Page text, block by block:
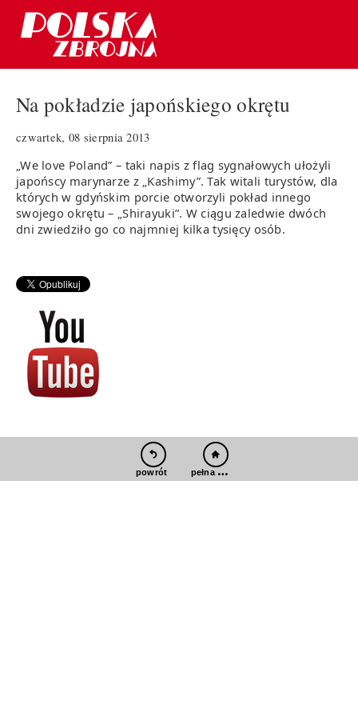
Na pokładzie japońskiego okrętu
czwartek, 08 sierpnia 2013
„We love Poland” – taki napis z flag sygnałowych ułożyli
japońscy marynarze z „Kashimy”. Tak witali turystów, dla
których w gdyńskim porcie otworzyli pokład innego
swojego okrętu – „Shirayuki”. W ciągu zaledwie dwóch
dni zwiedziło go co najmniej kilka tysięcy osób.
powrót pełna wersja